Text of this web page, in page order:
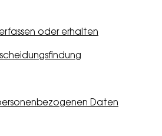
oder erhalten
Daten